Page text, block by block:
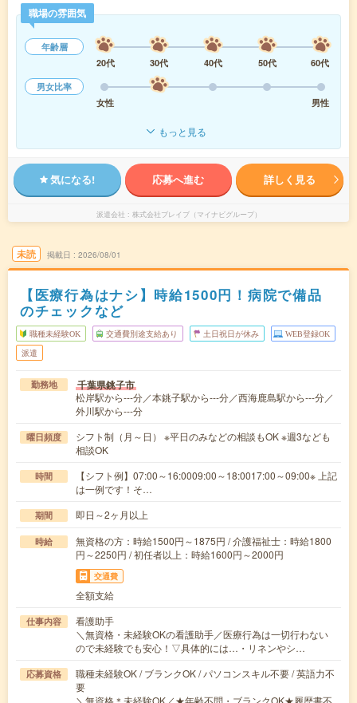
職場の雰囲気
年齢層
20代
30代 40代 50代
60代
男女比率
女性
男性
もっと見る
気になる! 応募へ進む 詳しく見る
派遣会社 株式会社ブレイブ（マイナビグループ）
未読 掲載日 2026/08/01
【医療行為はナシ】時給1500円！病院で備品
のチェックなど
職種未経験OK 交通費別途支給あり 土日祝日が休み WEB登録OK
派遣
勤務地 千葉県銚子市
松岸駅から---分／本銚子駅から---分／西海鹿島駅から---分／
外川駅から---分
曜日頻度
シフト制（月～日） ※平日のみなどの相談もOK ※週3なども
相談OK
時間
【シフト例】07:00～16:0009:00～18:0017:00～09:00※ 上記
は一例です！そ…
期間 即日～2ヶ月以上
時給
無資格の方：時給1500円～1875円 / 介護福祉士：時給1800
円～2250円 / 初任者以上：時給1600円～2000円
交通費
全額支給
仕事内容
看護助手
＼無資格・未経験OKの看護助手／医療行為は一切行わない
ので未経験でも安心！▽具体的には…・リネンやシ…
応募資格
職種未経験OK / ブランクOK / パソコンスキル不要 / 英語力不
要
＼無資格＊未経験OK／★年齢不問・ブランクOK★履歴書不